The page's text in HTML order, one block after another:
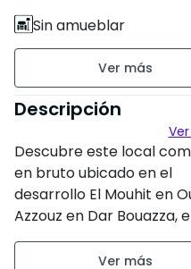
Sin amueblar
Planta baja sur 1
Antigüedad de la
construcción : Entre 1
Estado de la propiedad
Reparaciones previstas
Residencia segura
Descripción
Descubre este local
en bruto ubicado en el
desarrollo El Mouhit en
Azzouz en Dar Bouazza,
zona dinámica en pleno
desarrollo, que ofrece un